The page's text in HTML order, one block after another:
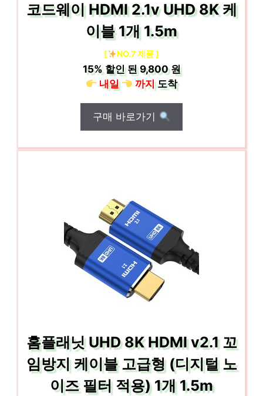
코드웨이 HDMI 2.1v UHD 8K 케
이블 1개 1.5m
[ NO.7 제품 ]
15%할인 된9,800 원
내일
까지도착
구매 바로가기
홈플래닛 UHD 8K HDMI v2.1 꼬
임방지 케이블 고급형 (디지털 노
이즈 필터 적용) 1개 1.5m